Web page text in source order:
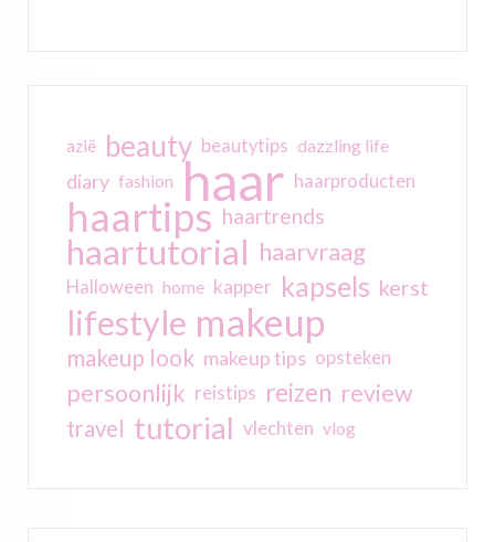
azië beauty beautytips dazzling life
diary fashion haar haarproducten
haartips haartrends
haartutorial haarvraag
Halloween home kapper kapsels kerst
lifestyle makeup
makeup look makeup tips opsteken
persoonlijk reistips reizen review
travel tutorial vlechten vlog